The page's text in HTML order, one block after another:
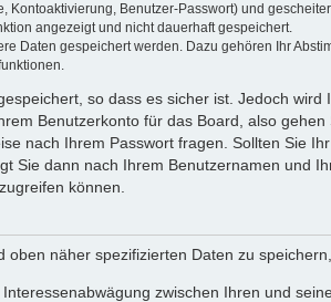
Benutzer-Passwort) und
angezeigt und nicht dauerhaft gespeichert.
Daten gespeichert werden. Dazu gehören Ihr
so dass es sicher ist. Jedoch
Benutzerkonto für das Board, also
nach Ihrem Passwort fragen. Sollten Sie
Sie dann nach Ihrem Benutzernamen und
können.
näher spezifizierten Daten zu
zwischen Ihren und